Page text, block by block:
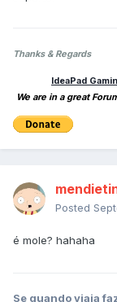
Thanks & Regards
IdeaPad
We are in a great
Posted
é mole? hahaha
Se quando viaja